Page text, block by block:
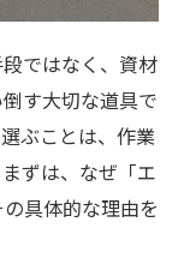
ではなく、資材
す大切な道具で
ぶことは、作業
ずは、なぜ「エ
具体的な理由を